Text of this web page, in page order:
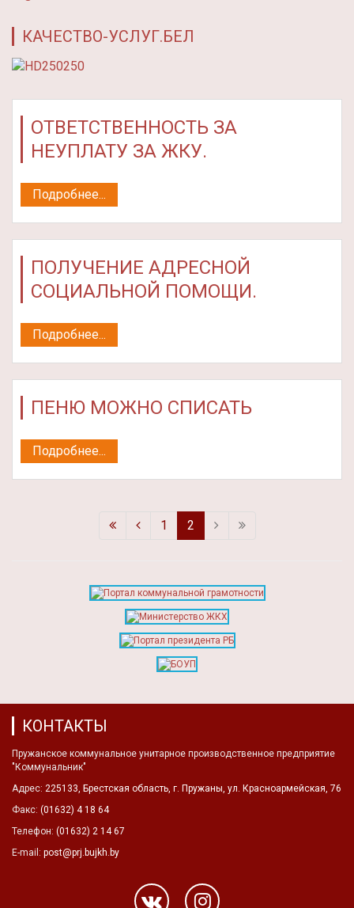
КАЧЕСТВО-УСЛУГ.БЕЛ
ОТВЕТСТВЕННОСТЬ ЗА
НЕУПЛАТУ ЗА ЖКУ.
Подробнее...
ПОЛУЧЕНИЕ АДРЕСНОЙ
СОЦИАЛЬНОЙ ПОМОЩИ.
Подробнее...
ПЕНЮ МОЖНО СПИСАТЬ
Подробнее...
1 2
КОНТАКТЫ
Пружанское коммунальное унитарное производственное предприятие
"Коммунальник"
Адрес: 225133, Брестская область, г. Пружаны, ул. Красноармейская, 76
Факс: (01632) 4 18 64
Телефон: (01632) 2 14 67
E-mail: post@prj.bujkh.by